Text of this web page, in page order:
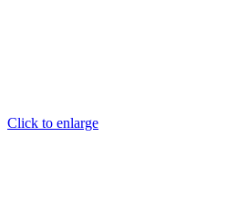
Click to enlarge